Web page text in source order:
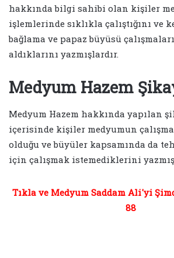
hakkında bilgi sahibi olan kişiler
işlemlerinde sıklıkla çalıştığını ve
bağlama ve papaz büyüsü
aldıklarını yazmışlardır.
Medyum Hazem
Medyum Hazem hakkında yapılan
içerisinde kişiler medyumun çalışma
olduğu ve büyüler kapsamında da
için çalışmak istemediklerini
Tıkla ve Medyum Saddam Ali'yi
88